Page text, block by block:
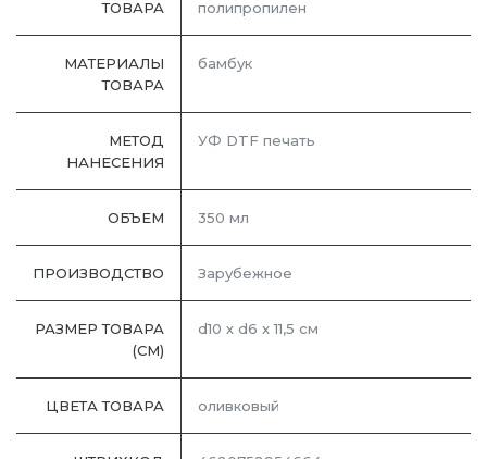
ТОВАРА
полипропилен
МАТЕРИАЛЫ
ТОВАРА
бамбук
МЕТОД
НАНЕСЕНИЯ
УФ DTF печать
ОБЪЕМ 350 мл
ПРОИЗВОДСТВО Зарубежное
РАЗМЕР ТОВАРА
(СМ)
d10 х d6 х 11,5 см
ЦВЕТА ТОВАРА оливковый